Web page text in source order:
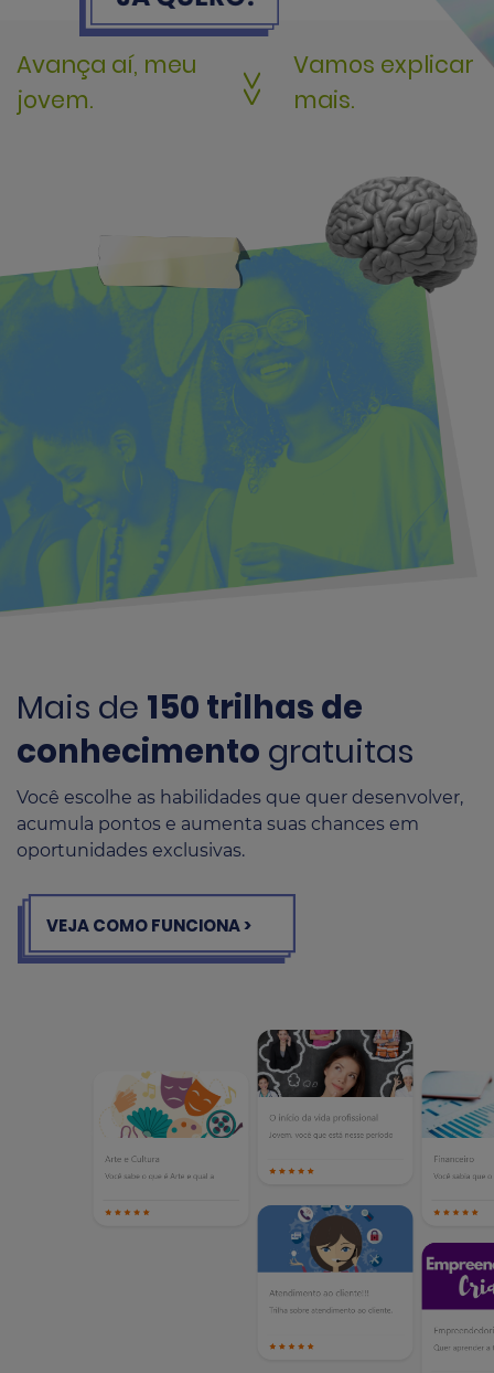
Avança aí, meu
jovem.
Vamos explicar
mais.
Mais de 150 trilhas de
conhecimento gratuitas
Você escolhe as habilidades que quer desenvolver,
acumula pontos e aumenta suas chances em
oportunidades exclusivas.
VEJA COMO FUNCIONA >